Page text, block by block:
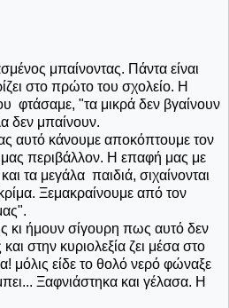
μπαίνοντας. Πάντα είναι
στο πρώτο του σχολείο. Η
φτάσαμε, "τα μικρά δεν βγαίνουν
δεν μπαίνουν.
αυτό κάνουμε αποκόπτουμε τον
περιβάλλον. Η επαφή μας με
τα μεγάλα παιδιά, σιχαίνονται
Ξεμακραίνουμε από τον
κι ήμουν σίγουρη πως αυτό δεν
στην κυριολεξία ζει μέσα στο
μόλις είδε το θολό νερό φώναξε
Ξαφνιάστηκα και γέλασα. Η